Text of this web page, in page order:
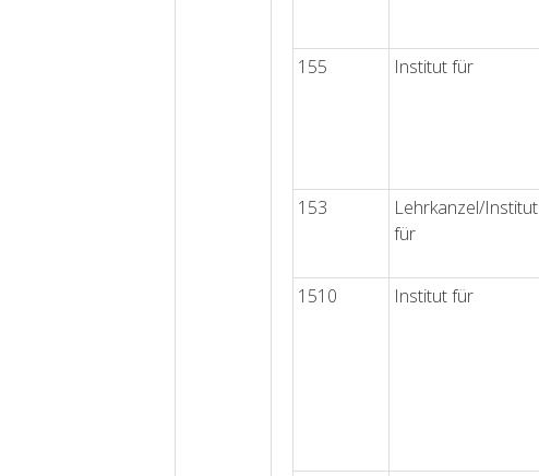
155 Institut für
153
Lehrkanzel/Institut
für
1510 Institut für